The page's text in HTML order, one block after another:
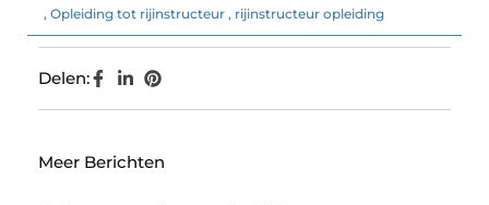
, Opleiding tot rijinstructeur , rijinstructeur opleiding
Delen:
Meer Berichten